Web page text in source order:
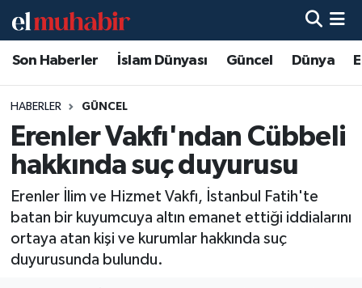
Son Haberler İslam Dünyası Güncel Dünya
HABERLER GÜNCEL
Erenler Vakfı'ndan Cübbeli
hakkında suç duyurusu
Erenler İlim ve Hizmet Vakfı, İstanbul Fatih'te
batan bir kuyumcuya altın emanet ettiği iddialarını
ortaya atan kişi ve kurumlar hakkında suç
duyurusunda bulundu.
Hava Durumu
Trafik Durumu
Süper Lig Puan Durumu ve Fikstür
Tüm Manşetler
Son Dakika Haberleri
Haber Arşivi